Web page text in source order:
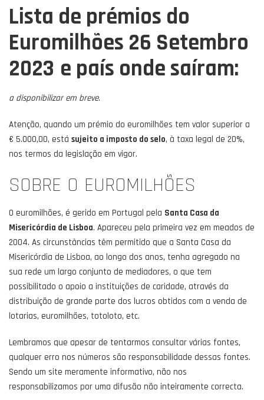
Lista de prémios do
Euromilhões 26 Setembro
2023 e país onde saíram:
a disponibilizar em breve.
Atenção, quando um prémio do euromilhões tem valor superior a
€ 5.000,00, está sujeito a imposto do selo, à taxa legal de 20%,
nos termos da legislação em vigor.
SOBRE O EUROMILHÕES
O euromilhões, é gerido em Portugal pela Santa Casa da
Misericórdia de Lisboa. Apareceu pela primeira vez em meados de
2004. As circunstâncias têm permitido que a Santa Casa da
Misericórdia de Lisboa, ao longo dos anos, tenha agregado na
sua rede um largo conjunto de mediadores, o que tem
possibilitado o apoio a instituições de caridade, através da
distribuição de grande parte dos lucros obtidos com a venda de
lotarias, euromilhões, totoloto, etc.
Lembramos que apesar de tentarmos consultar várias fontes,
qualquer erro nos números são responsabilidade dessas fontes.
Sendo um site meramente informativo, não nos
responsabilizamos por uma difusão não inteiramente correcta.